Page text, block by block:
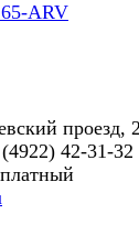
ARV
проезд,
42-31-32